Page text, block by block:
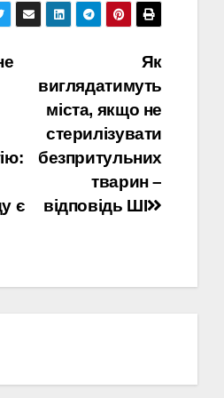
Як
виглядатимуть
міста, якщо не
стерилізувати
безпритульних
тварин –
відповідь ШІ
є